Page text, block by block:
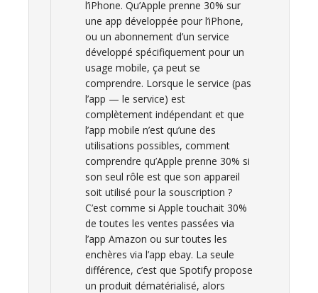
l’iPhone. Qu’Apple prenne 30% sur
une app développée pour l’iPhone,
ou un abonnement d’un service
développé spécifiquement pour un
usage mobile, ça peut se
comprendre. Lorsque le service (pas
l’app — le service) est
complètement indépendant et que
l’app mobile n’est qu’une des
utilisations possibles, comment
comprendre qu’Apple prenne 30% si
son seul rôle est que son appareil
soit utilisé pour la souscription ?
C’est comme si Apple touchait 30%
de toutes les ventes passées via
l’app Amazon ou sur toutes les
enchères via l’app ebay. La seule
différence, c’est que Spotify propose
un produit dématérialisé, alors